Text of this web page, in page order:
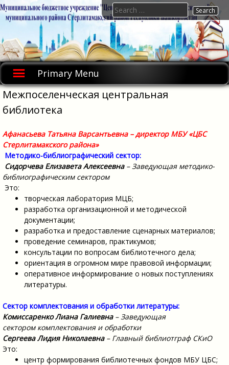
Skip
to
Primary Menu
Search
for:
Межпоселенческая центральная
библиотека
Афанасьева Татьяна Варсантьевна – директор МБУ «ЦБС
Стерлитамакского района»
Методико-библиографический сектор:
Сидорчева Елизавета Алексеевна– Заведующая методико-
библиографическим сектором
Это:
творческая лаборатория МЦБ;
разработка организационной и методической
документации;
разработка и предоставление сценарных материалов;
проведение семинаров, практикумов;
консультации по вопросам библиотечного дела;
ориентация в огромном мире правовой информации;
оперативное информирование о новых поступлениях
литературы.
Сектор комплектования и обработки литературы:
Комиссаренко Лиана Галиевна– Заведующая
сектором комплектования и обработки
Сергеева Лидия Николаевна– Главный библиотграф СКиО
Это:
центр формирования библиотечных фондов МБУ ЦБС;